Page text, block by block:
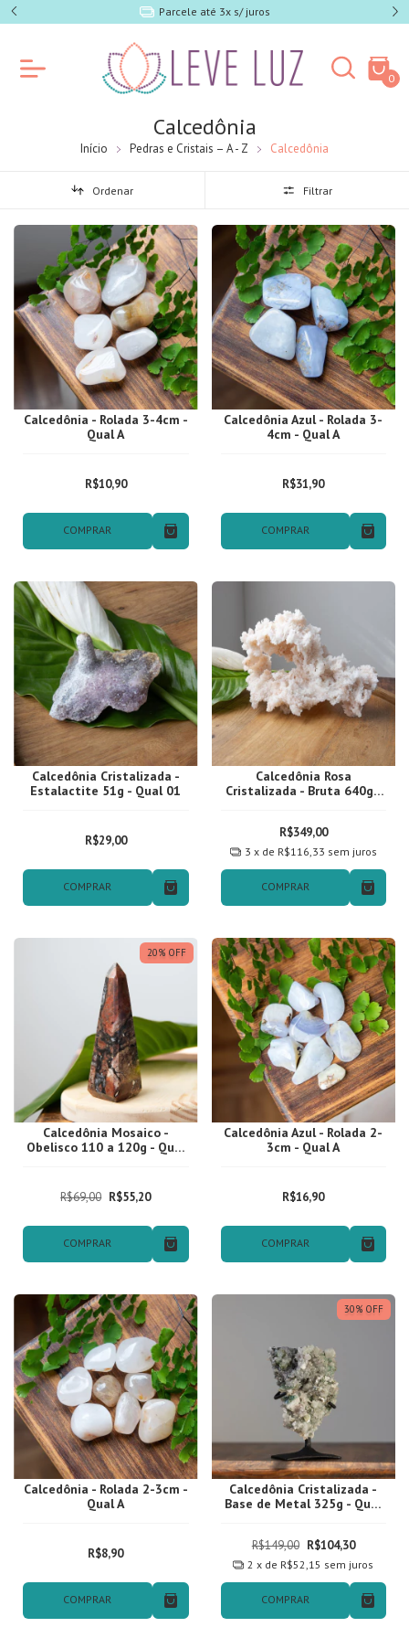
Parcele até 3x s/ juros
0
Calcedônia
Início Pedras e Cristais – A - Z Calcedônia
Ordenar Filtrar
Calcedônia - Rolada 3-4cm -
Qual A
R$10,90
COMPRAR
Calcedônia Azul - Rolada 3-
4cm - Qual A
R$31,90
COMPRAR
Calcedônia Cristalizada -
Estalactite 51g - Qual 01
R$29,00
COMPRAR
Calcedônia Rosa
Cristalizada - Bruta 640g -
R$349,00
3 x de R$116,33 sem juros
COMPRAR
20% OFF
Calcedônia Mosaico -
Obelisco 110 a 120g - Qual
R$69,00 R$55,20
COMPRAR
Calcedônia Azul - Rolada 2-
3cm - Qual A
R$16,90
COMPRAR
Calcedônia - Rolada 2-3cm -
Qual A
R$8,90
COMPRAR
30% OFF
Calcedônia Cristalizada -
Base de Metal 325g - Qual
R$149,00 R$104,30
2 x de R$52,15 sem juros
COMPRAR